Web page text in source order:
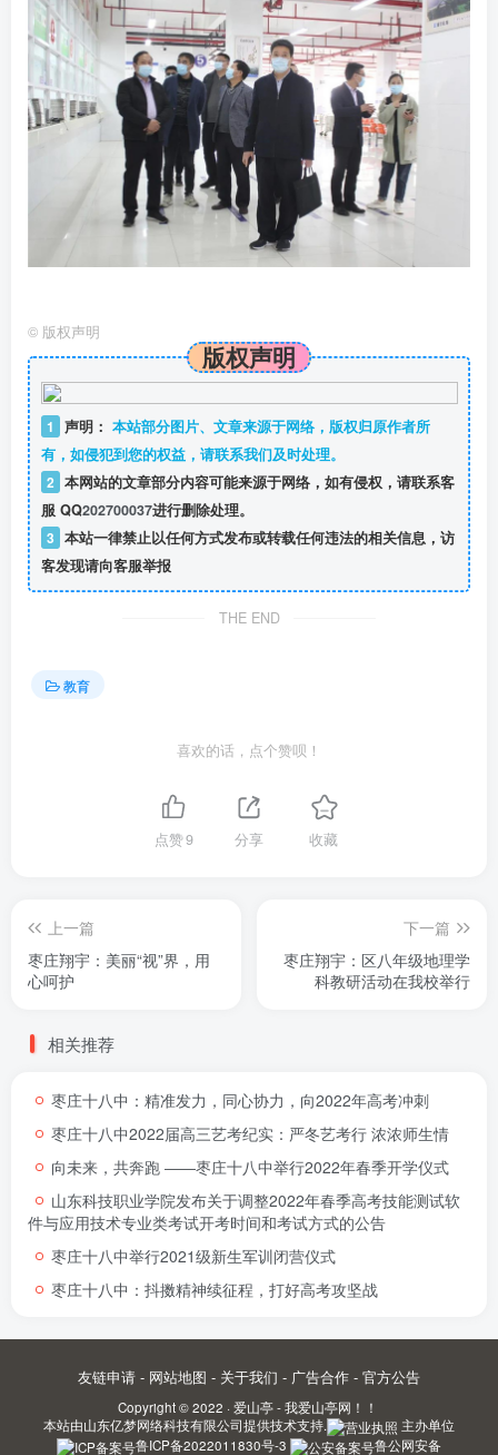
© 版权声明
版权声明
1 声明： 本站部分图片、文章来源于网络，版权归原作者所
有，如侵犯到您的权益，请联系我们及时处理。
2 本网站的文章部分内容可能来源于网络，如有侵权，请联系客
服 QQ202700037进行删除处理。
3 本站一律禁止以任何方式发布或转载任何违法的相关信息，访
客发现请向客服举报
THE END
教育
喜欢的话，点个赞呗！
点赞9 分享 收藏
上一篇
枣庄翔宇：美丽“视”界，用
心呵护
下一篇
枣庄翔宇：区八年级地理学
科教研活动在我校举行
相关推荐
枣庄十八中：精准发力，同心协力，向2022年高考冲刺
枣庄十八中2022届高三艺考纪实：严冬艺考行 浓浓师生情
向未来，共奔跑 ――枣庄十八中举行2022年春季开学仪式
山东科技职业学院发布关于调整2022年春季高考技能测试软
件与应用技术专业类考试开考时间和考试方式的公告
枣庄十八中举行2021级新生军训闭营仪式
枣庄十八中：抖擞精神续征程，打好高考攻坚战
友链申请 - 网站地图 - 关于我们 - 广告合作 - 官方公告
Copyright © 2022 · 爱山亭 - 我爱山亭网！！
本站由山东亿梦网络科技有限公司提供技术支持.
主办单位
鲁ICP备2022011830号-3
鲁公网安备